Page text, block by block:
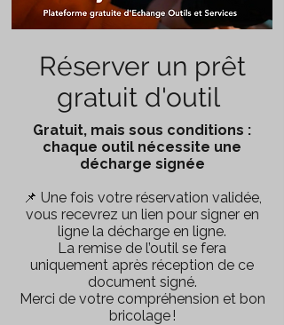
Réserver un prêt
gratuit d'outil
Gratuit, mais sous conditions :
chaque outil nécessite une
décharge signée
📌 Une fois votre réservation validée,
vous recevrez un lien pour signer en
ligne la décharge en ligne.
La remise de l’outil se fera
uniquement après réception de ce
document signé.
Merci de votre compréhension et bon
bricolage !